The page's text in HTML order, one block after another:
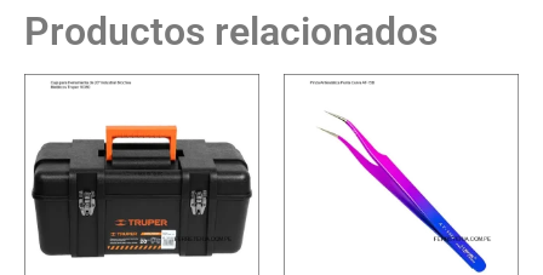
Productos relacionados